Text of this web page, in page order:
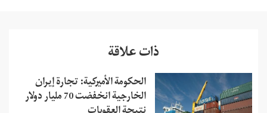
ذات علاقة
الحكومة الأميركية: تجارة إيران
الخارجية انخفضت 70 مليار دولار